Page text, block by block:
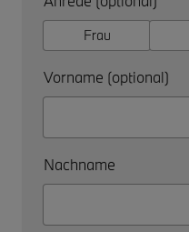
Frau
Vorname (optional)
Nachname